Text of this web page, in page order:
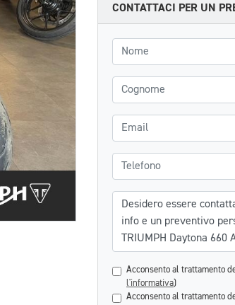
CONTATTACI PER UN
Nome
Cognome
Email
Telefono
Messaggio
Acconsento al trattamento
l'informativa)
Acconsento al trattamento